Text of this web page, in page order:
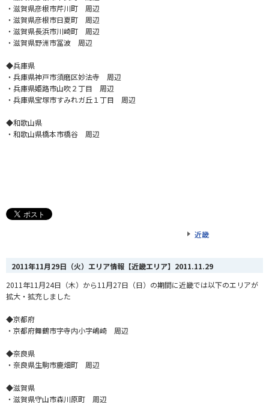
・滋賀県彦根市芹川町 周辺
・滋賀県彦根市日夏町 周辺
・滋賀県長浜市川崎町 周辺
・滋賀県野洲市冨波 周辺
◆兵庫県
・兵庫県神戸市須磨区妙法寺 周辺
・兵庫県姫路市山吹２丁目 周辺
・兵庫県宝塚市すみれガ丘１丁目 周辺
◆和歌山県
・和歌山県橋本市橋谷 周辺
近畿
2011年11月29日（火）エリア情報【近畿エリア】 2011.11.29
2011年11月24日（木）から11月27日（日）の期間に近畿では以下のエリアが
拡大・拡充しました
◆京都府
・京都府舞鶴市字寺内小字嶋崎 周辺
◆奈良県
・奈良県生駒市鹿畑町 周辺
◆滋賀県
・滋賀県守山市森川原町 周辺